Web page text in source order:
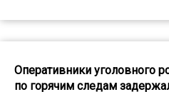
Оперативники уголовного
по горячим следам